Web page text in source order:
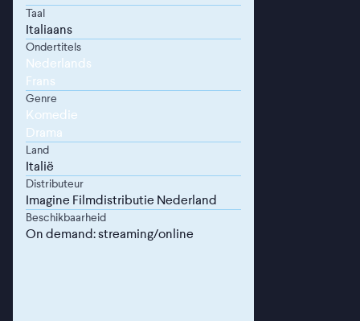
Taal
Italiaans
Ondertitels
Nederlands
Frans
Genre
Komedie
Drama
Land
Italië
Distributeur
Imagine Filmdistributie Nederland
Beschikbaarheid
On demand: streaming/online